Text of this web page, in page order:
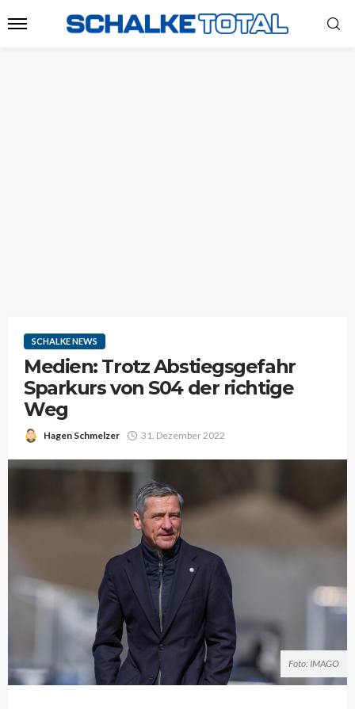
SCHALKE NEWS
Medien: Trotz Abstiegsgefahr
Sparkurs von S04 der richtige
Weg
Hagen Schmelzer 31. Dezember 2022
Foto: IMAGO